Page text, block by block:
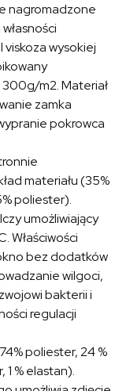
nagromadzone
viskoza wysokiej
m2. Materiał
zamka
pokrowca
materiału (35%
poliester).
umożliwiający
Właściwości
bez dodatków
wilgoci,
bakterii i
regulacji
poliester, 24 %
1 % elastan).